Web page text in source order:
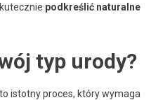
podkreślić naturalne
typ urody?
istotny proces, który wymaga